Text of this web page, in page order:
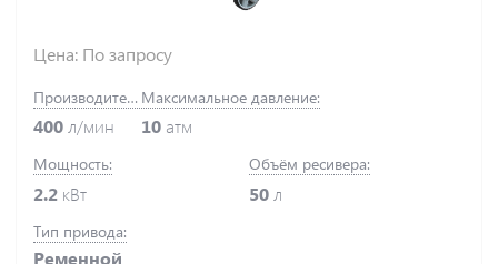
Цена: По запросу
Производительность:
400л/мин
Максимальное давление:
10 атм
Мощность:
2.2 кВт
Объём ресивера:
50 л
Тип привода:
Ременной